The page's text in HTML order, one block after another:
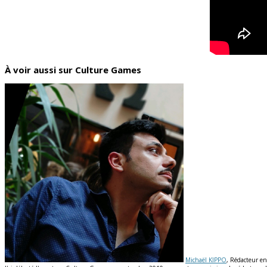
À voir aussi sur Culture Games
Michaël KIPPO, Rédacteur